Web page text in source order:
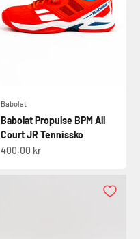
Babolat
Babolat Propulse BPM All
Court JR Tennissko
Salgspris
400,00 kr